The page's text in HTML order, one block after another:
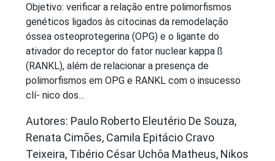
Objetivo: verificar a relação entre polimorfismos
genéticos ligados às citocinas da remodelação
óssea osteoprotegerina (OPG) e o ligante do
ativador do receptor do fator nuclear kappa ß
(RANKL), além de relacionar a presença de
polimorfismos em OPG e RANKL com o insucesso
clí- nico dos...
Autores: Paulo Roberto Eleutério De Souza,
Renata Cimões, Camila Epitácio Cravo
Teixeira, Tibério César Uchôa Matheus, Nikos